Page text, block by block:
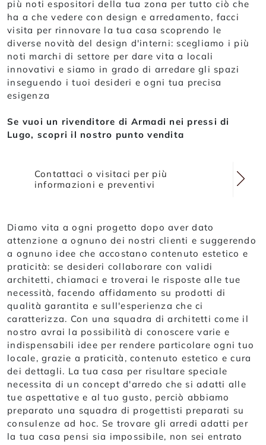
più noti espositori della tua zona per tutto ciò che
ha a che vedere con design e arredamento, facci
visita per rinnovare la tua casa scoprendo le
diverse novità del design d'interni: scegliamo i più
noti marchi di settore per dare vita a locali
innovativi e siamo in grado di arredare gli spazi
inseguendo i tuoi desideri e ogni tua precisa
esigenza
Se vuoi un rivenditore di Armadi nei pressi di
Lugo, scopri il nostro punto vendita
Contattaci o visitaci per più
informazioni e preventivi
Diamo vita a ogni progetto dopo aver dato
attenzione a ognuno dei nostri clienti e suggerendo
a ognuno idee che accostano contenuto estetico e
praticità: se desideri collaborare con validi
architetti, chiamaci e troverai le risposte alle tue
necessità, facendo affidamento su prodotti di
qualità garantita e sull'esperienza che ci
caratterizza. Con una squadra di architetti come il
nostro avrai la possibilità di conoscere varie e
indispensabili idee per rendere particolare ogni tuo
locale, grazie a praticità, contenuto estetico e cura
dei dettagli. La tua casa per risultare speciale
necessita di un concept d'arredo che si adatti alle
tue aspettative e al tuo gusto, perciò abbiamo
preparato una squadra di progettisti preparati su
consulenze ad hoc. Se trovare gli arredi adatti per
la tua casa pensi sia impossibile, non sei entrato